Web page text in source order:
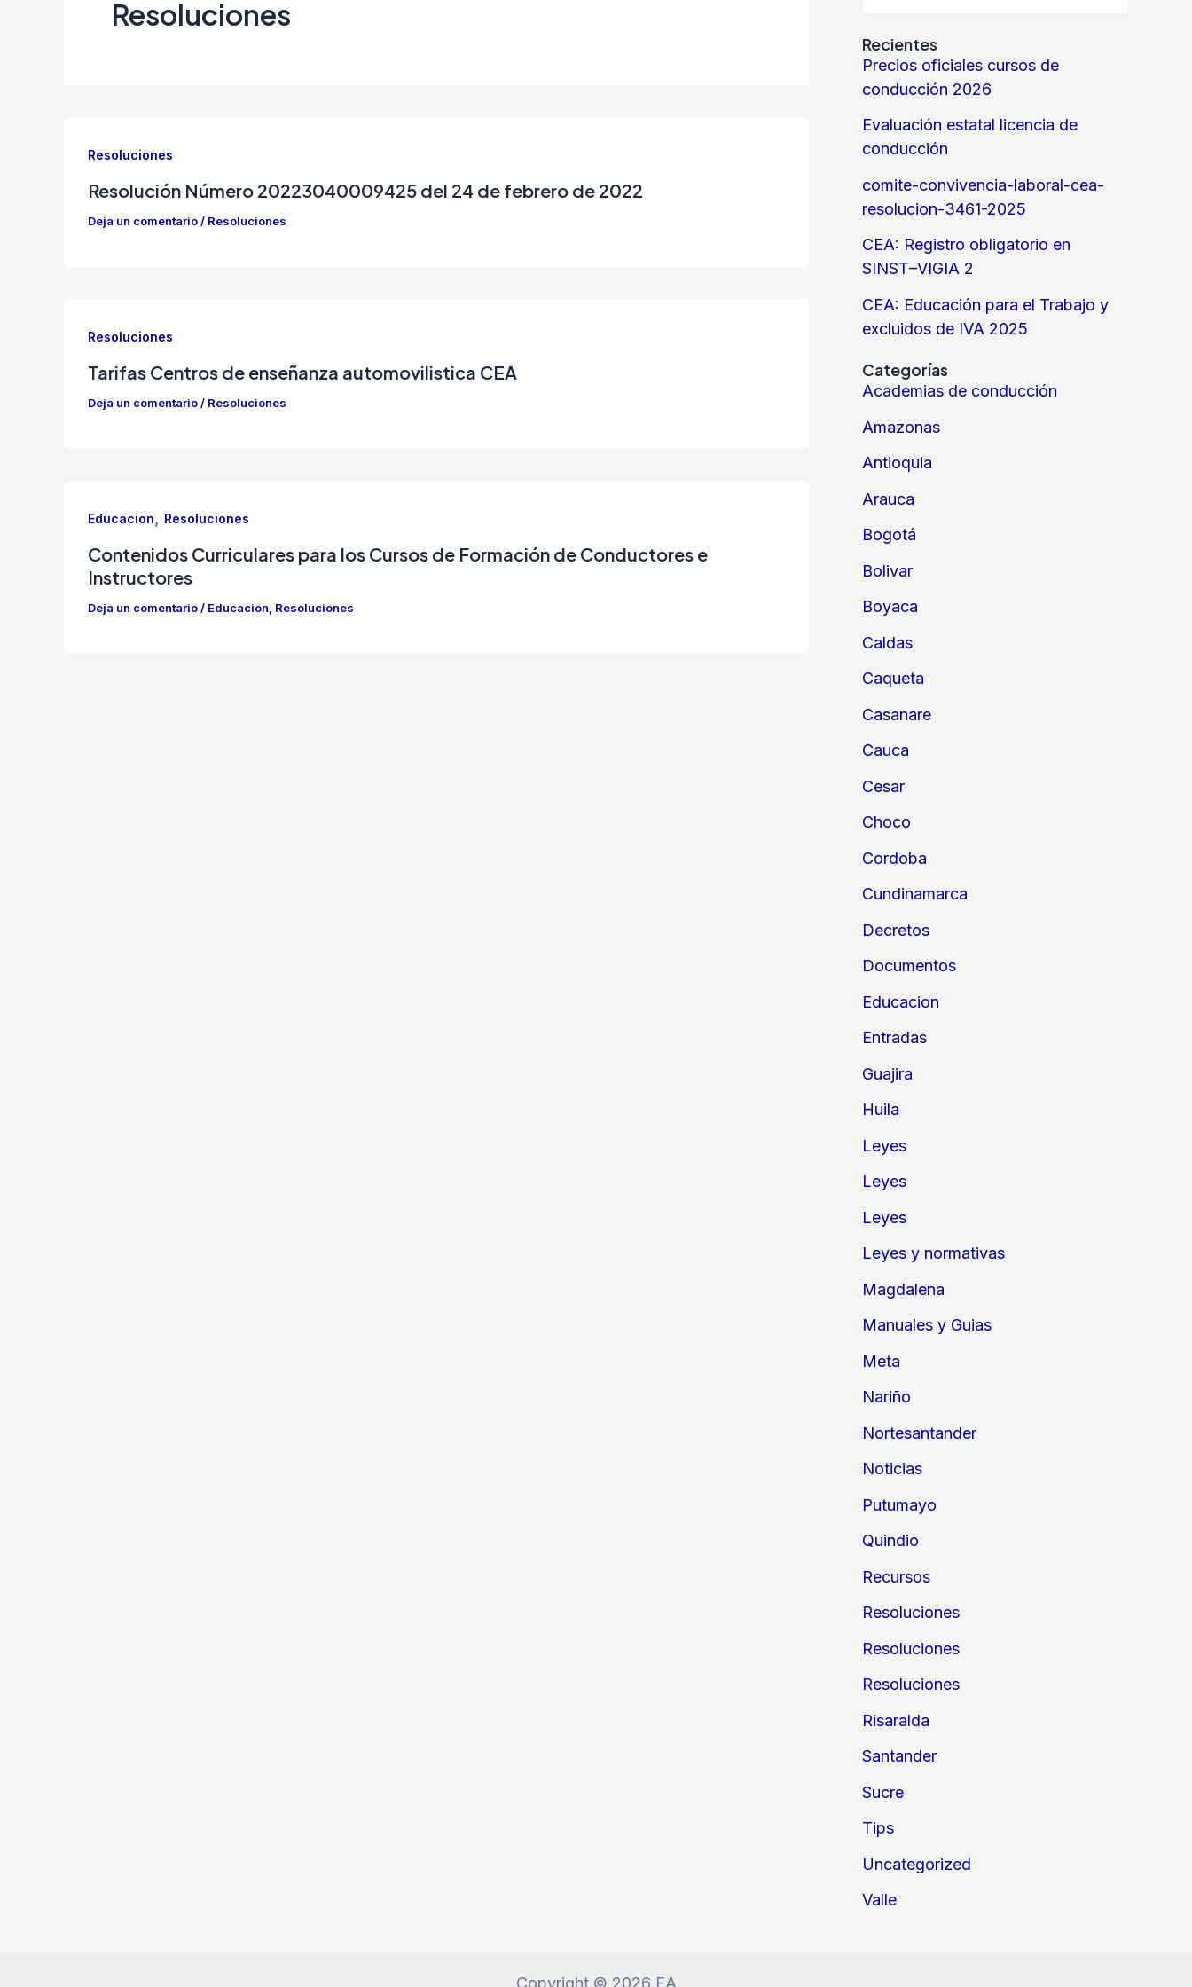
Resoluciones
Resoluciones
Resolución Número 20223040009425 del 24 de febrero de 2022
Deja un comentario/ Resoluciones
Resoluciones
Tarifas Centros de enseñanza automovilistica CEA
Deja un comentario/ Resoluciones
Educacion Resoluciones
Contenidos Curriculares para los Cursos de Formación de Conductores e
Instructores
Deja un comentario/ Educacion, Resoluciones
Recientes
Precios oficiales cursos de
conducción 2026
Evaluación estatal licencia de
conducción
comite-convivencia-laboral-cea-
resolucion-3461-2025
CEA: Registro obligatorio en
SINST–VIGIA 2
CEA: Educación para el Trabajo y
excluidos de IVA 2025
Categorías
Academias de conducción
Amazonas
Antioquia
Arauca
Bogotá
Bolivar
Boyaca
Caldas
Caqueta
Casanare
Cauca
Cesar
Choco
Cordoba
Cundinamarca
Decretos
Documentos
Educacion
Entradas
Guajira
Huila
Leyes
Leyes
Leyes
Leyes y normativas
Magdalena
Manuales y Guias
Meta
Nariño
Nortesantander
Noticias
Putumayo
Quindio
Recursos
Resoluciones
Resoluciones
Resoluciones
Risaralda
Santander
Sucre
Tips
Uncategorized
Valle
Copyright © 2026 EA